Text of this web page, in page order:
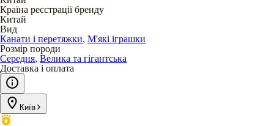
Країна реєстрації бренду
Китай
Вид
Канати і перетяжки, М'які іграшки
Розмір породи
Середня, Велика та гігантська
Доставка і оплата
Київ